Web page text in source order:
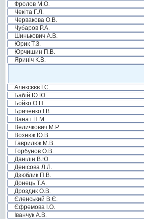
Фролов М.О.
Чекіта Г.Л.
Червакова О.В.
Чубаров Р.А.
Шинькович А.В.
Юрик Т.З.
Юрчишин П.В.
Яриніч К.В.
Алексєєв І.С.
Бабій Ю.Ю.
Бойко О.П.
Бриченко І.В.
Ванат П.М.
Величкович М.Р.
Вознюк Ю.В.
Гаврилюк М.В.
Горбунов О.В.
Данілін В.Ю.
Денісова Л.Л.
Дзюблик П.В.
Донець Т.А.
Дроздик О.В.
Єленський В.Є.
Єфремова І.О.
Іванчук А.В.